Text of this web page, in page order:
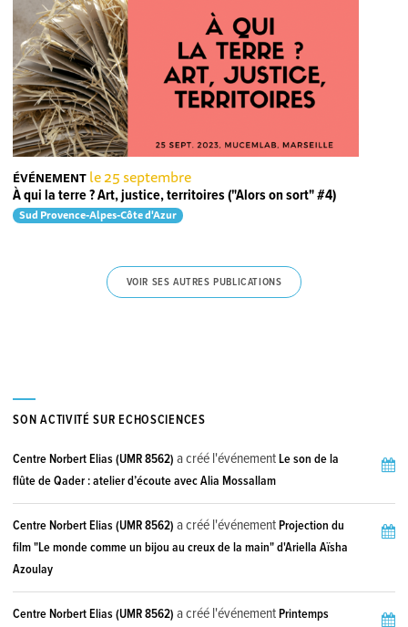
ÉVÉNEMENT le 25 septembre
À qui la terre ? Art, justice, territoires ("Alors on sort" #4)
Sud Provence-Alpes-Côte d'Azur
VOIR SES AUTRES PUBLICATIONS
SON ACTIVITÉ SUR ECHOSCIENCES
Centre Norbert Elias (UMR 8562) a créé l'événementLe son de la
flûte de Qader : atelier d’écoute avec Alia Mossallam
Centre Norbert Elias (UMR 8562) a créé l'événementProjection du
film "Le monde comme un bijou au creux de la main" d'Ariella Aïsha
Azoulay
Centre Norbert Elias (UMR 8562) a créé l'événementPrintemps